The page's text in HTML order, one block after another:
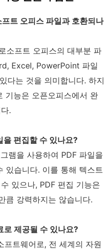
트 오피스 파일과 호환되나
소프트 오피스의 대부분 파
Excel, PowerPoint 파일
다는 것을 의미합니다. 하지
기능은 오픈오피스에서 완
.
편집할 수 있나요?
램을 사용하여 PDF 파일을
있습니다. 이를 통해 텍스트
있으나, PDF 편집 기능은
큼 강력하지는 않습니다.
제공될 수 있나요?
트웨어로, 전 세계의 자원